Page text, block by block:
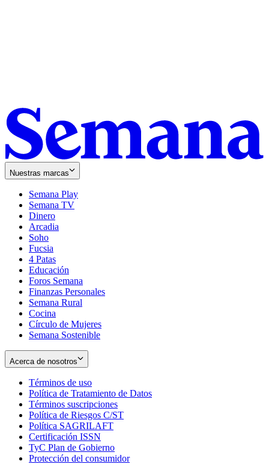
Nuestras marcas
Semana Play
Semana TV
Dinero
Arcadia
Soho
in
new
window
Fucsia
in
new
window
4 Patas
Educación
Foros Semana
Finanzas Personales
Semana Rural
Cocina
Círculo de Mujeres
Semana Sostenible
Acerca de nosotros
Términos de uso
in
new
window
Política de Tratamiento de Datos
Términos suscripciones
in
Política de Riesgos C/ST
Política SAGRILAFT
new
window
Certificación ISSN
in
new
TyC Plan de Gobierno
in
Protección del consumidorOpens